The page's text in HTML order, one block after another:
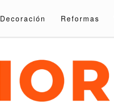
Decoración Reformas